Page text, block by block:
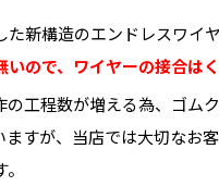
新構造のエンドレスワイ
ので、ワイヤーの接合は
工程数が増える為、ゴム
すが、当店では大切なお